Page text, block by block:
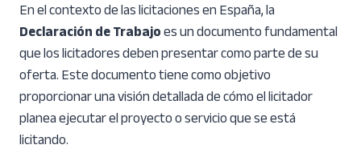
En el contexto de las licitaciones en España, la
Declaración de Trabajoes un documento fundamental
que los licitadores deben presentar como parte de su
oferta. Este documento tiene como objetivo
proporcionar una visión detallada de cómo el licitador
planea ejecutar el proyecto o servicio que se está
licitando.